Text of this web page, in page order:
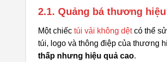
2.1. Quảng bá thương
Một chiếc túi vải không dệtcó thể sử
túi, logo và thông điệp của thương
thấp nhưng hiệu quả cao.